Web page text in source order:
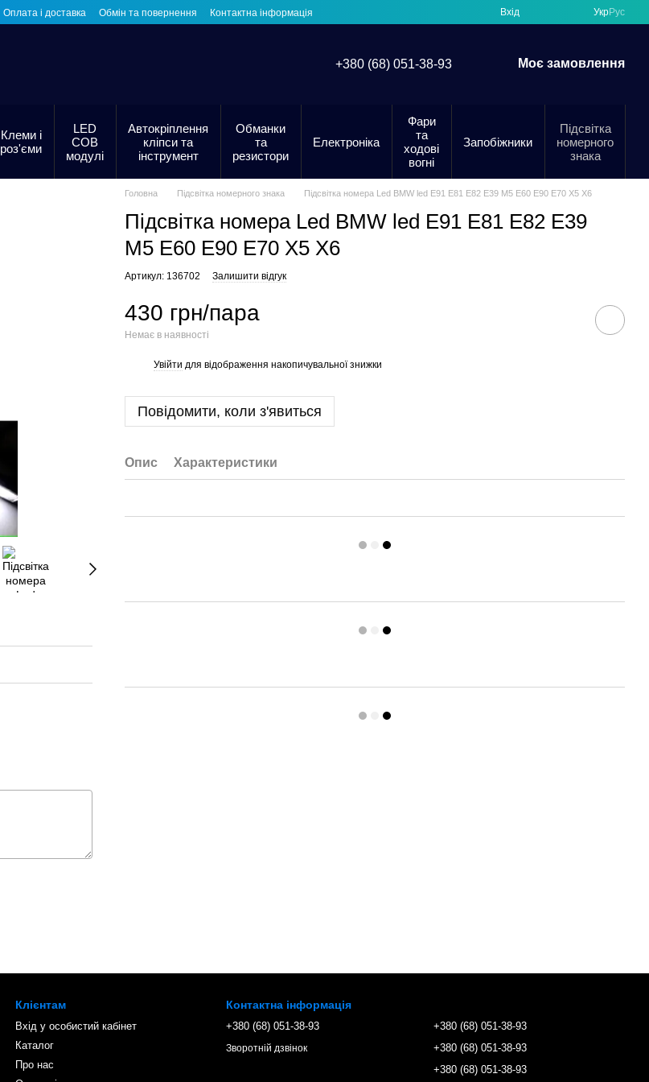
Оплата і доставка Обмін та повернення Контактна інформація Вхід УкрРус
+380 (68) 051-38-93 Моє замовлення
Клеми і
роз'єми
LED
COB
модулі
Автокріплення
кліпси та
інструмент
Обманки
та
резистори
Електроніка
Фари
та
ходові
вогні
Запобіжники
Підсвітка
номерного
знака
Головна Підсвітка номерного знака Підсвітка номера Led BMW led E91 E81 E82 E39 M5 E60 E90 E70 X5 X6
Підсвітка номера Led BMW led E91 E81 E82 E39
M5 E60 E90 E70 X5 X6
Артикул: 136702 Залишити відгук
430 грн/пара
Немає в наявності
Увійти для відображення накопичувальної знижки
Повідомити, коли з'явиться
Опис Характеристики
Клієнтам
Вхід у особистий кабінет
Каталог
Про нас
Контактна інформація
+380 (68) 051-38-93
Зворотній дзвінок
+380 (68) 051-38-93
+380 (68) 051-38-93
+380 (68) 051-38-93